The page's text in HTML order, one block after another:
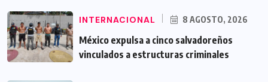
INTERNACIONAL 8 AGOSTO, 2026
México expulsa a cinco salvadoreños
vinculados a estructuras criminales